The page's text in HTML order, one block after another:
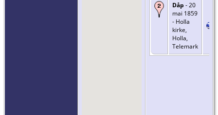
Dåp - 20
mai 1859
- Holla
kirke,
Holla,
Telemark